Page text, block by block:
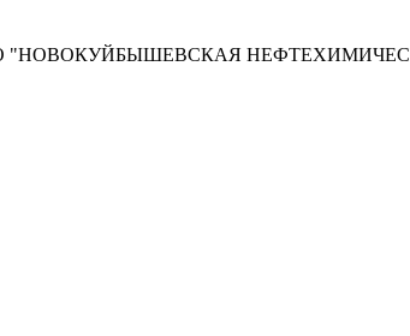
"НОВОКУЙБЫШЕВСКАЯ